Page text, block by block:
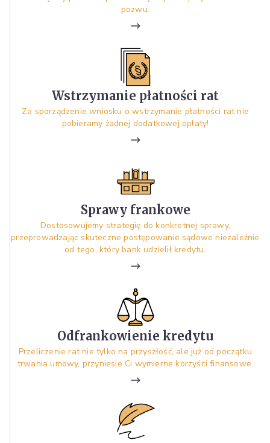
pozwu.
Wstrzymanie płatności rat
Za sporządzenie wniosku o wstrzymanie płatności rat nie
pobieramy żadnej dodatkowej opłaty!
Sprawy frankowe
Dostosowujemy strategię do konkretnej sprawy,
przeprowadzając skuteczne postępowanie sądowe niezależnie
od tego, który bank udzielił kredytu.
Odfrankowienie kredytu
Przeliczenie rat nie tylko na przyszłość, ale już od początku
trwania umowy, przyniesie Ci wymierne korzyści finansowe.